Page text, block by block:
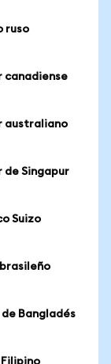
ruso
canadiense
australiano
de Singapur
Suizo
Bangladés